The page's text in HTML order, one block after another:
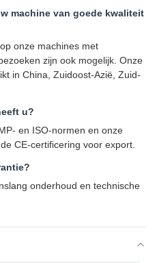
machine van goede kwaliteit
onze machines met
zijn ook mogelijk. Onze
in China, Zuidoost-Azië, Zuid-
u?
en ISO-normen en onze
CE-certificering voor export.
onderhoud en technische